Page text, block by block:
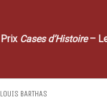
Prix Cases d’Histoire–
BARTHAS